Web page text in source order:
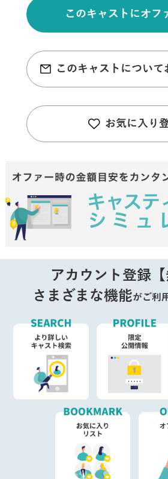
このキャストにオフ
このキャストについて
お気に入り
アカウント登録【
さまざまな機能がご利